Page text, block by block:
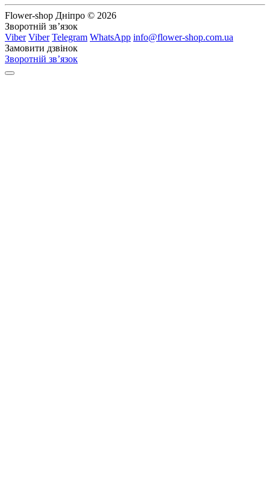
Flower-shop Дніпро © 2026
Зворотній зв’язок
Viber Viber Telegram WhatsApp info@flower-shop.com.ua
Замовити дзвінок
Зворотній зв’язок